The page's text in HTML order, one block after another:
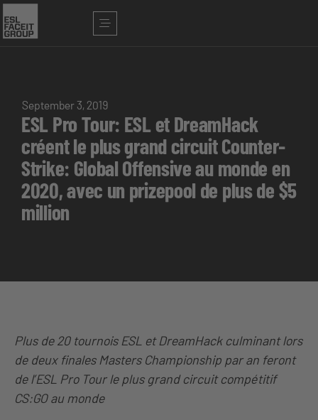
September 3, 2019
ESL Pro Tour: ESL et DreamHack
créent le plus grand circuit Counter-
Strike: Global Offensive au monde en
2020, avec un prizepool de plus de $5
million
Plus de 20 tournois ESL et DreamHack culminant lors
de deux finales Masters Championship par an feront
de l’ESL Pro Tour le plus grand circuit compétitif
CS:GO au monde